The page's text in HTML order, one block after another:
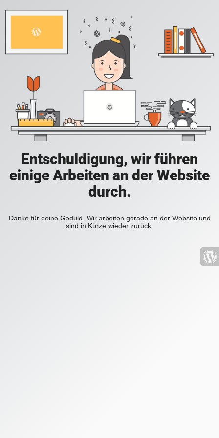
Entschuldigung, wir führen
einige Arbeiten an der Website
durch.
Danke für deine Geduld. Wir arbeiten gerade an der Website und
sind in Kürze wieder zurück.